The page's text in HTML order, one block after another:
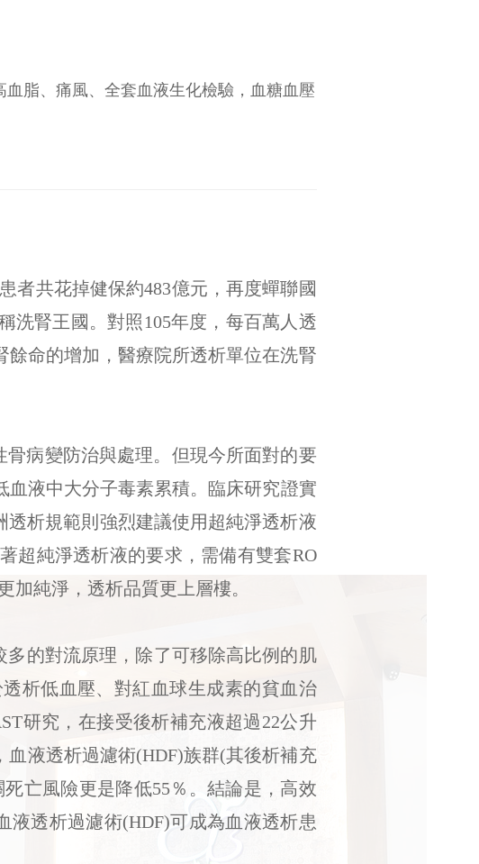
脂、痛風、全套血液生化檢驗，血糖血壓
共花掉健保約483億元，再度蟬聯國
洗腎王國。對照105年度，每百萬人透
命的增加，醫療院所透析單位在洗腎
病變防治與處理。但現今所面對的要
液中大分子毒素累積。臨床研究證實
析規範則強烈建議使用超純淨透析液
超純淨透析液的要求，需備有雙套RO
加純淨，透析品質更上層樓。
的對流原理，除了可移除高比例的肌
析低血壓、對紅血球生成素的貧血治
研究，在接受後析補充液超過22公升
血液透析過濾術(HDF)族群(其後析補充
亡風險更是降低55％。結論是，高效
液透析過濾術(HDF)可成為血液透析患